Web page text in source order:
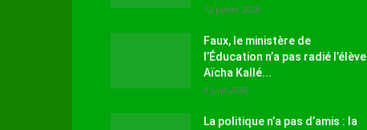
12 juillet 2026
Faux, le ministère de
l’Éducation n’a pas radié l’élève
Aïcha Kallé...
9 juin 2026
La politique n’a pas d’amis : la